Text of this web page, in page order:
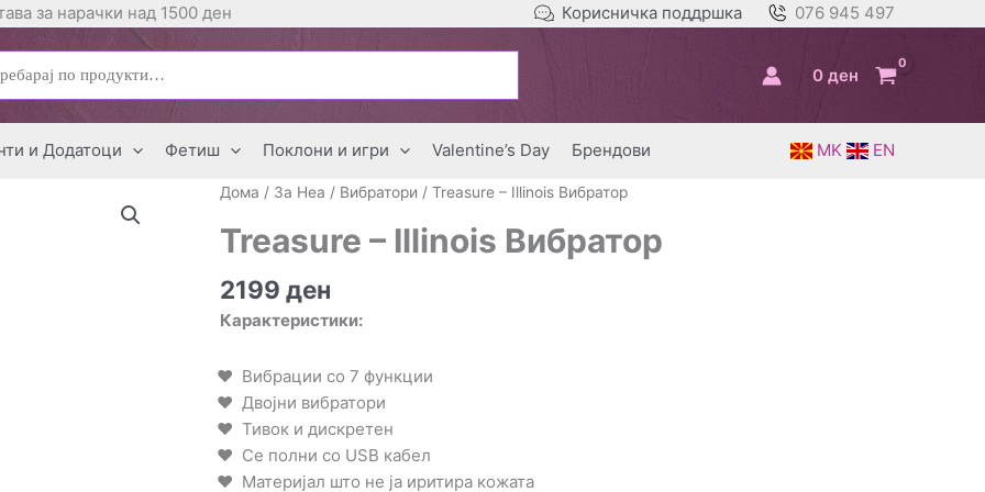
за нарачки над 1500 ден Корисничка поддршка 076 945 497
0 ден
и Додатоци Фетиш Поклони и игри Valentine’s Day Брендови MK EN
Дома / За Неа / Вибратори / Treasure – Illinois Вибратор
Treasure – Illinois Вибратор
2199 ден
Карактеристики:
Вибрации со 7 функции
Двојни вибратори
Тивок и дискретен
Се полни со USB кабел
Материјал што не ја иритира кожата